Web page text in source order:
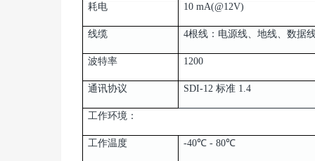
耗电 10 mA(@12V)
线缆 4根线：电源线、地线、数据
波特率 1200
通讯协议 SDI-12 标准 1.4
工作环境：
工作温度 -40℃ - 80℃